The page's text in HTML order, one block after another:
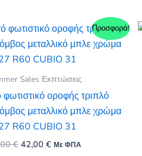
Προσφορά!
Sales Εκπτώσεις
οροφής τριπλό
μεταλλικό μπλε χρώμα
R60 CUBIO 31
€ Original
42,00 €ΗΜε ΦΠΑ